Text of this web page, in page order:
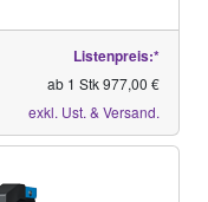
Listenpreis:*
ab 1 Stk 977,00 €
exkl. Ust. & Versand.